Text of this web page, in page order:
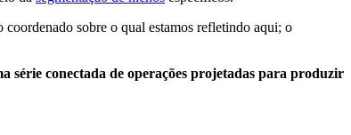
sobre o qual estamos refletindo aqui; o
série conectada de operações projetadas para produzir